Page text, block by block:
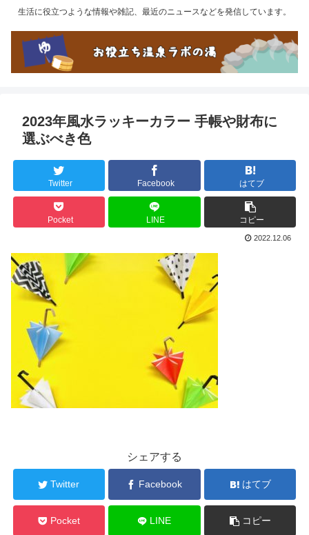
生活に役立つような情報や雑記、最近のニュースなどを発信しています。
2023年風水ラッキーカラー 手帳や財布に
選ぶべき色
Twitter Facebook はてブ
Pocket LINE コピー
2022.12.06
シェアする
Twitter Facebook はてブ
Pocket LINE コピー